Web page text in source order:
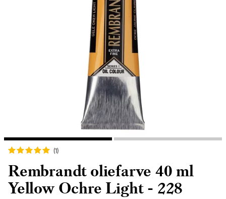
(1)
Rembrandt oliefarve 40 ml
Yellow Ochre Light - 228